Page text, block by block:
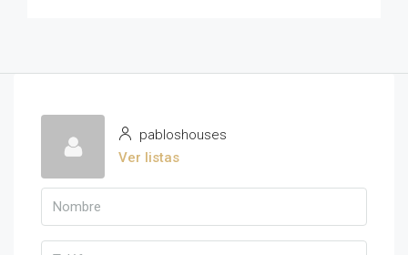
pabloshouses
Ver listas